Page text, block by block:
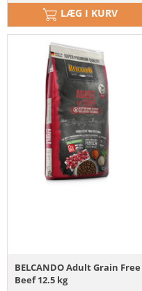
LÆG I KURV
BELCANDO Adult Grain Free
Beef 12.5 kg